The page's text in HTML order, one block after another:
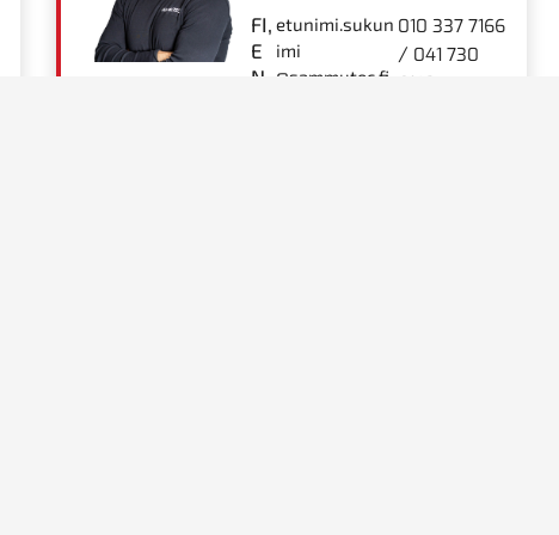
FI,
E
N
etunimi.sukun
imi
@sammutec.fi
010 337 7166
/ 041 730